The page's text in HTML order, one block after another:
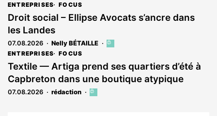
ENTREPRISES FOCUS
Droit social – Ellipse Avocats s’ancre dans
les Landes
07.08.2026 Nelly BÉTAILLE
Cet
est
réservé
aux
ENTREPRISES FOCUS
Textile — Artiga prend ses quartiers d’été à
Capbreton dans une boutique atypique
07.08.2026 rédaction
Cet